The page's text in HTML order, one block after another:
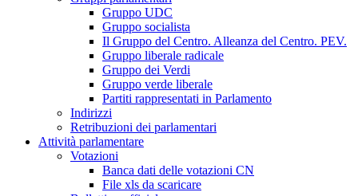
Gruppo UDC
Gruppo socialista
Il Gruppo del Centro. Alleanza del Centro. PEV.
Gruppo liberale radicale
Gruppo dei Verdi
Gruppo verde liberale
Partiti rappresentati in Parlamento
Indirizzi
Retribuzioni dei parlamentari
Attività parlamentare
Votazioni
Banca dati delle votazioni CN
File xls da scaricare